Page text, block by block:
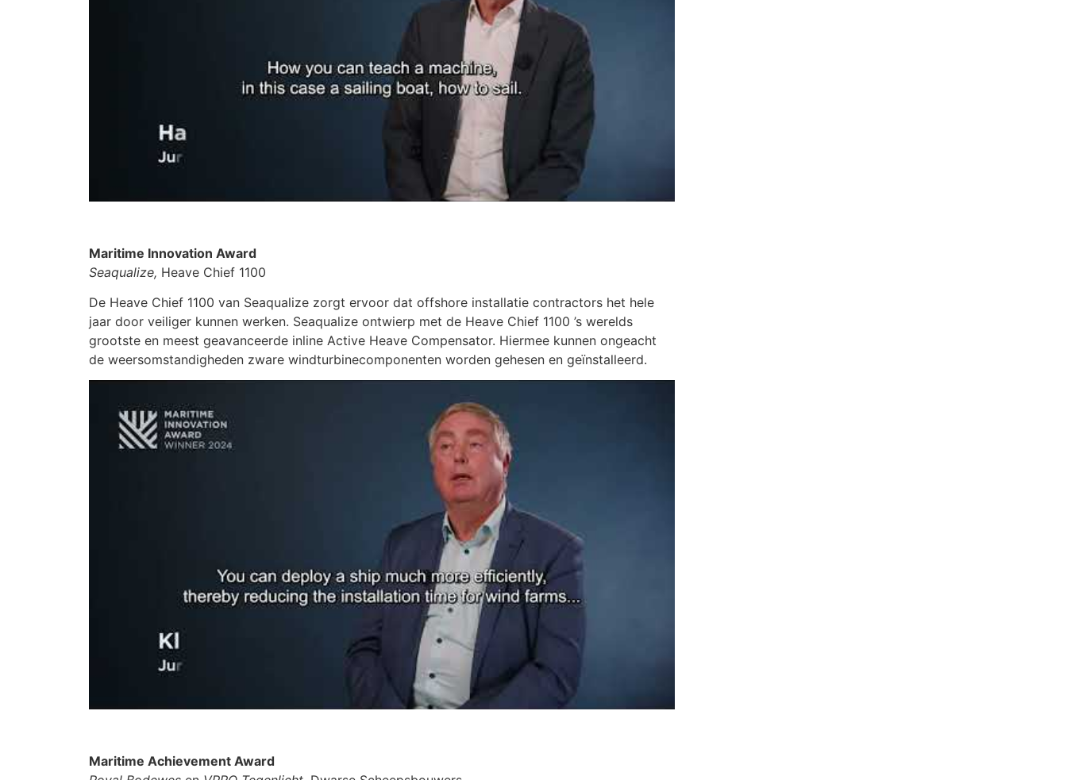
Maritime Innovation Award
Seaqualize, Heave Chief 1100
De Heave Chief 1100 van Seaqualize zorgt ervoor dat offshore installatie contractors het hele
jaar door veiliger kunnen werken. Seaqualize ontwierp met de Heave Chief 1100 ’s werelds
grootste en meest geavanceerde inline Active Heave Compensator. Hiermee kunnen ongeacht
de weersomstandigheden zware windturbinecomponenten worden gehesen en geïnstalleerd.
Maritime Achievement Award